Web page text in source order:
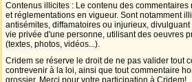
Contenus illicites : Le contenu des
et réglementations en vigueur. Sont notamment
antisémites, diffamatoires ou injurieux,
vie privée d'une personne, utilisant des oeuvres
(textes, photos, vidéos...).
Cridem se réserve le droit de ne pas valider tout
contrevenir à la loi, ainsi que tout commentaire
grossier. Merci pour votre participation à Cridem!